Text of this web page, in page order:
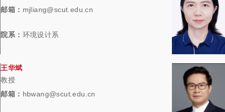
邮箱： mjliang@scut.edu.cn
院系： 环境设计系
王华斌
教授
邮箱： hbwang@scut.edu.cn